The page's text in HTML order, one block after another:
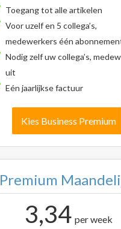
Toegang tot alle artikelen
Voor uzelf en 5 collega’s,
medewerkers één
Nodig zelf uw collega’s,
uit
Eén jaarlijkse factuur
Kies Business Premium
Premium
3,34 per week